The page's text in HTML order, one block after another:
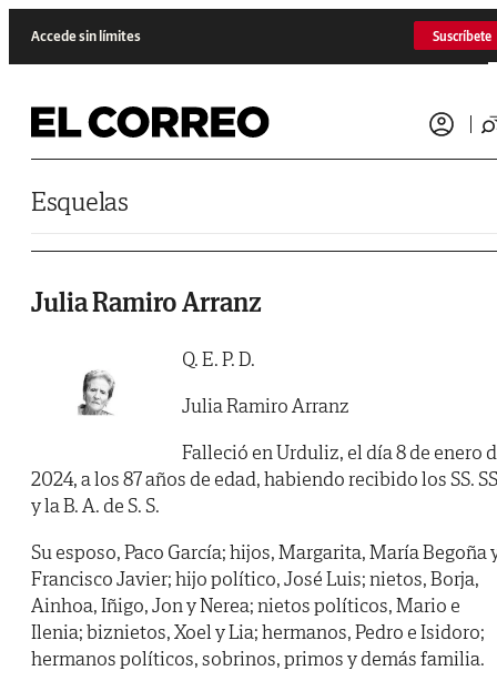
Accede sin límites Suscríbete
Esquelas
Julia Ramiro Arranz
Q. E. P. D.
Julia Ramiro Arranz
Falleció en Urduliz, el día 8 de enero
2024, a los 87 años de edad, habiendo recibido los SS.
y la B. A. de S. S.
Su esposo, Paco García; hijos, Margarita, María Begoña
Francisco Javier; hijo político, José Luis; nietos, Borja,
Ainhoa, Iñigo, Jon y Nerea; nietos políticos, Mario e
Ilenia; biznietos, Xoel y Lia; hermanos, Pedro e Isidoro;
hermanos políticos, sobrinos, primos y demás familia.